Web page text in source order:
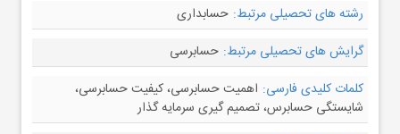
رشته های تحصیلی مرتبط: حسابداری
گرایش های تحصیلی مرتبط: حسابرسی
کلمات کلیدی فارسی: اهمیت حسابرسی، کیفیت حسابرسی،
شایستگی حسابرس، تصمیم گیری سرمایه گذار